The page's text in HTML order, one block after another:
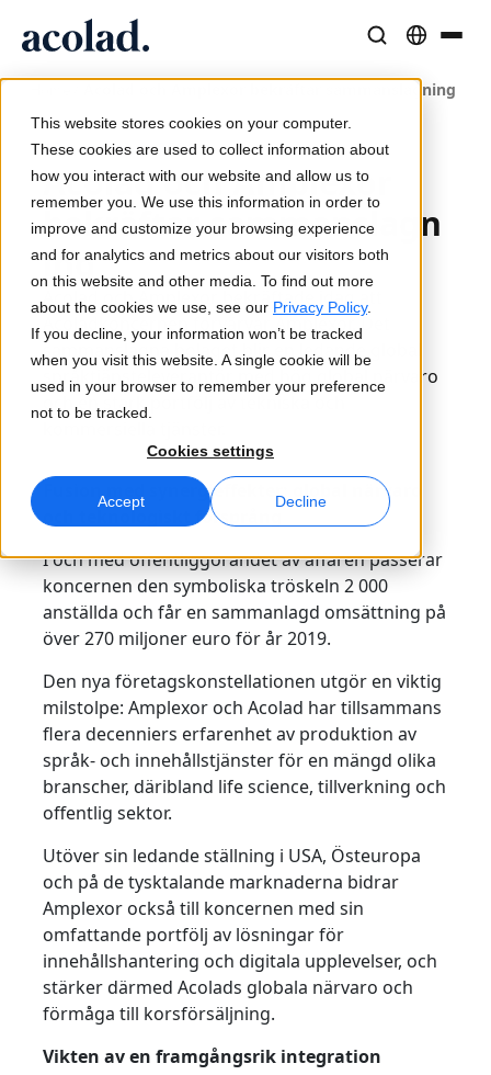
This website stores cookies on your computer.
These cookies are used to collect information about
how you interact with our website and allow us to
remember you. We use this information in order to
improve and customize your browsing experience
and for analytics and metrics about our visitors both
on this website and other media. To find out more
about the cookies we use, see our Privacy Policy.
If you decline, your information won’t be tracked
when you visit this website. A single cookie will be
used in your browser to remember your preference
not to be tracked.
Cookies settings
Accept Decline
Översättning
AI-hastighet, mänsklig precision
Tolkning
Sömlös kommunikation var som helst
Media och underhållning
Ta berättelser till varje skärm
Konsult- och outsourcingtjänster
Nå och konvertera globalt
Transkribering
Dataservice
Förbättra AI med tillförlitliga data
Lösningar per Bransch
Life Science
Tillverkningsindustri
Lia Translate
Omedelbara översättningar i linje med ert varumärke
Anslutning
Arbetsflödesintegration gjord enkel
AI-tolkning
Röstöversättning i realtid
Kvalitetssäkring
Effektiv dubbning i stor skala
AI-datatjänster
Meet Lia
Fast, smart and scalable AI translation
Kundcase
Verkliga resultat från våra kunder
Artiklar
Expertperspektiv på globalt innehåll
E-böcker
Fördjupande guider och strategier
Webbinarier on demand
Bemästra AI-driven översättning för globala
varumärken
Tips för att frigöra effektivitet, skala och kvalitet
Om Acolad
Hållbarhet
Partners
Nyheter
Kontor
Karriär
Bygg din framtid tillsammans med oss
Frilansmöjligheter
Bli en del av vårt globala nätverk
Acolad och Amplexor bekräftar sammanslagning
19 november 2020
Acolad och Amplexor
bekräftar sammanslagn
ing
Acolad och Amplexor bekräftade idag att
Acoladkoncernen förvärvar Amplexor. Det
sammanslagna bolaget blir en ledande global
språktjänsteleverantör med hög global närvaro
och en stark portfölj av tekniska och
Fusion med synergieffekter: global närvaro
och teknologiskt försprång
I och med offentliggörandet av affären passerar
koncernen den symboliska tröskeln 2 000
anställda och får en sammanlagd omsättning på
över 270 miljoner euro för år 2019.
Den nya företagskonstellationen utgör en viktig
milstolpe: Amplexor och Acolad har tillsammans
flera decenniers erfarenhet av produktion av
språk- och innehållstjänster för en mängd olika
branscher, däribland life science, tillverkning och
offentlig sektor.
Utöver sin ledande ställning i USA, Östeuropa
och på de tysktalande marknaderna bidrar
Amplexor också till koncernen med sin
omfattande portfölj av lösningar för
innehållshantering och digitala upplevelser, och
stärker därmed Acolads globala närvaro och
förmåga till korsförsäljning.
Vikten av en framgångsrik integration